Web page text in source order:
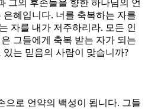
그의 후손들을 향한 하나님의 언
혜입니다. 너를 축복하는 자를
자를 내가 저주하리라. 모든 인
그들에게 축복 받는 자가 되는
는 믿음의 사람이 맞습니까?
으로 언약의 백성이 됩니다. 그들